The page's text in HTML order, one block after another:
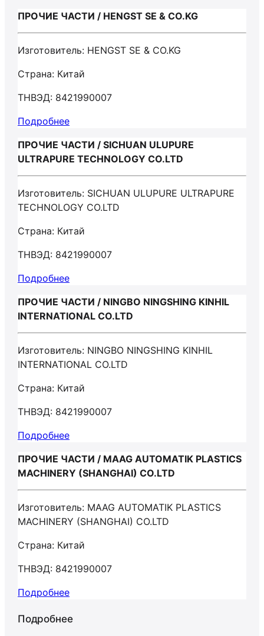
ПРОЧИЕ ЧАСТИ / HENGST SE & CO.KG
Изготовитель: HENGST SE & CO.KG
Страна: Китай
ТНВЭД: 8421990007
Подробнее
ПРОЧИЕ ЧАСТИ / SICHUAN ULUPURE
ULTRAPURE TECHNOLOGY CO.LTD
Изготовитель: SICHUAN ULUPURE ULTRAPURE
TECHNOLOGY CO.LTD
Страна: Китай
ТНВЭД: 8421990007
Подробнее
ПРОЧИЕ ЧАСТИ / NINGBO NINGSHING KINHIL
INTERNATIONAL CO.LTD
Изготовитель: NINGBO NINGSHING KINHIL
INTERNATIONAL CO.LTD
Страна: Китай
ТНВЭД: 8421990007
Подробнее
ПРОЧИЕ ЧАСТИ / MAAG AUTOMATIK PLASTICS
MACHINERY (SHANGHAI) CO.LTD
Изготовитель: MAAG AUTOMATIK PLASTICS
MACHINERY (SHANGHAI) CO.LTD
Страна: Китай
ТНВЭД: 8421990007
Подробнее
Подробнее